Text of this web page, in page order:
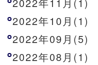
2022年10月(1)
2022年09月(5)
2022年08月(1)